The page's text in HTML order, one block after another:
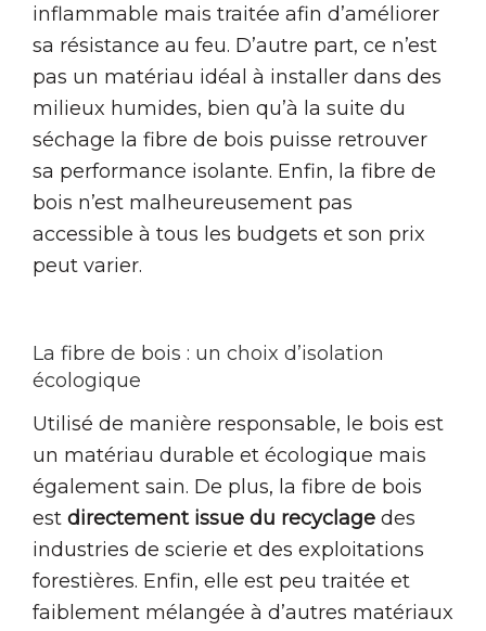
inflammable mais traitée afin d’améliorer
sa résistance au feu. D’autre part, ce n’est
pas un matériau idéal à installer dans des
milieux humides, bien qu’à la suite du
séchage la fibre de bois puisse retrouver
sa performance isolante. Enfin, la fibre de
bois n’est malheureusement pas
accessible à tous les budgets et son prix
peut varier.
La fibre de bois : un choix d’isolation
écologique
Utilisé de manière responsable, le bois est
un matériau durable et écologique mais
également sain. De plus, la fibre de bois
est directement issue du recyclage des
industries de scierie et des exploitations
forestières. Enfin, elle est peu traitée et
faiblement mélangée à d’autres matériaux